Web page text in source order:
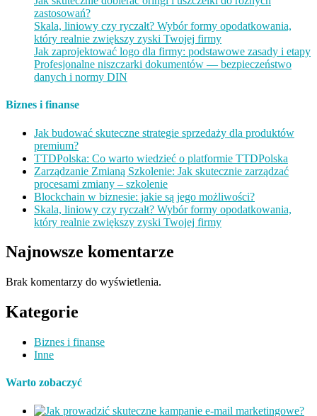
zastosowań?
Skala, liniowy czy ryczałt? Wybór formy opodatkowania,
który realnie zwiększy zyski Twojej firmy
Jak zaprojektować logo dla firmy: podstawowe zasady i etapy
Profesjonalne niszczarki dokumentów — bezpieczeństwo
danych i normy DIN
Biznes i finanse
Jak budować skuteczne strategie sprzedaży dla produktów
premium?
TTDPolska: Co warto wiedzieć o platformie TTDPolska
Zarządzanie Zmianą Szkolenie: Jak skutecznie zarządzać
procesami zmiany – szkolenie
Blockchain w biznesie: jakie są jego możliwości?
Skala, liniowy czy ryczałt? Wybór formy opodatkowania,
który realnie zwiększy zyski Twojej firmy
Najnowsze komentarze
Brak komentarzy do wyświetlenia.
Kategorie
Biznes i finanse
Inne
Warto zobaczyć